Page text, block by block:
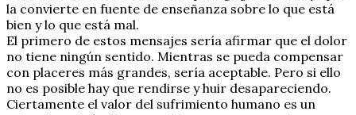
la convierte en fuente de enseñanza sobre lo que está
bien y lo que está mal.
El primero de estos mensajes sería afirmar que el dolor
no tiene ningún sentido. Mientras se pueda compensar
con placeres más grandes, sería aceptable. Pero si ello
no es posible hay que rendirse y huir desapareciendo.
Ciertamente el valor del sufrimiento humano es un